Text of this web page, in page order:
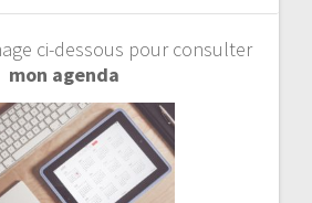
ci-dessous pour consulter
mon agenda